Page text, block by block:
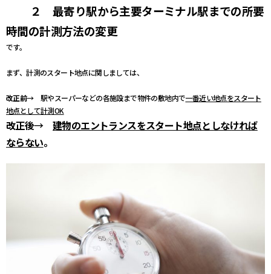
２ 最寄り駅から主要ターミナル駅までの所要
時間の計測方法の変更
です。
まず、計測のスタート地点に関しましては、
改正前→ 駅やスーパーなどの各施設まで物件の敷地内で一番近い地点をスタート
地点として計測OK
改正後→建物のエントランスをスタート地点としなければ
ならない。